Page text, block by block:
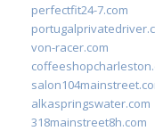
perfectfit24-7.com
von-racer.com
alkaspringswater.com
318mainstreet8h.com